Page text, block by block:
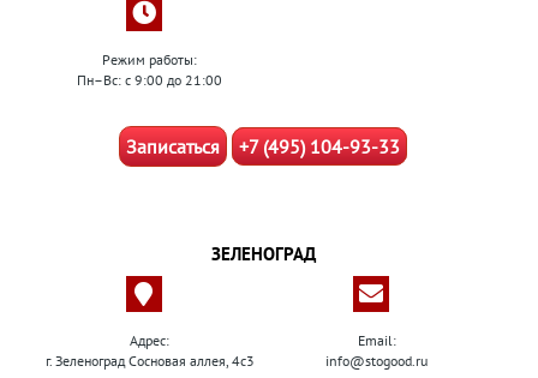
Режим работы:
Пн–Вс: с 9:00 до 21:00
Записаться +7 (495) 104-93-33
ЗЕЛЕНОГРАД
Адрес:
г. Зеленоград Сосновая аллея, 4с3
Email:
info@stogood.ru